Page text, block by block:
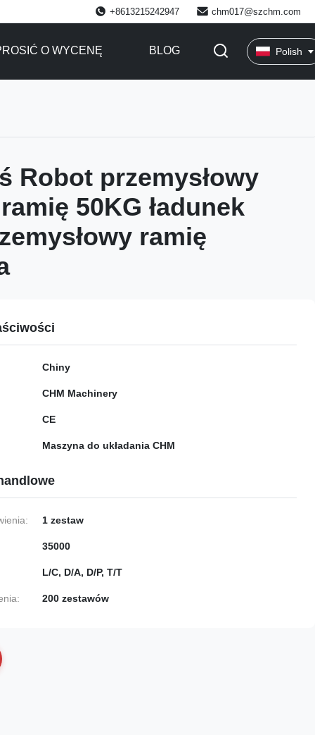
+8613215242947 chm017@szchm.com
O WYCENĘ BLOG Polish
Robot przemysłowy
50KG ładunek
ramię
Chiny
CHM Machinery
CE
Maszyna do układania CHM
1 zestaw
35000
L/C, D/A, D/P, T/T
200 zestawów